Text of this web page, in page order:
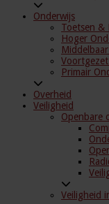
Onderwijs
Toetsen &
Hoger
Primair
Overheid
Veiligheid
Openbare
Veiligheid